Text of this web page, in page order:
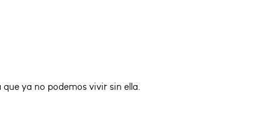
ya no podemos vivir sin ella.